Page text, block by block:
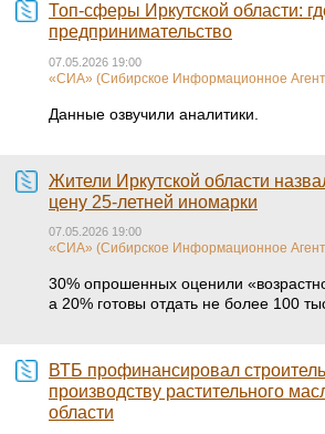
Топ-сферы Иркутской области:
предпринимательство
07.05.2026 19:00
«СИА» (Сибирское Информационное
Данные озвучили аналитики.
Жители Иркутской области
цену 25-летней иномарки
07.05.2026 19:00
«СИА» (Сибирское Информационное
30% опрошенных оценили
а 20% готовы отдать не более 100
ВТБ профинансировал
производству растительного
области